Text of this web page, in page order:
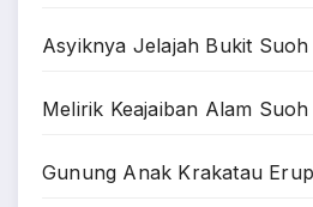
Asyiknya Jelajah Bukit
Melirik Keajaiban Alam Suoh
Gunung Anak Krakatau